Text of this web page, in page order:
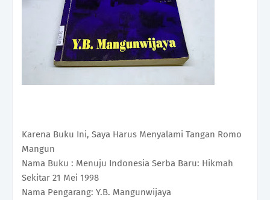
Karena Buku Ini, Saya Harus Menyalami Tangan Romo
Mangun
Nama Buku : Menuju Indonesia Serba Baru: Hikmah
Sekitar 21 Mei 1998
Nama Pengarang: Y.B. Mangunwijaya